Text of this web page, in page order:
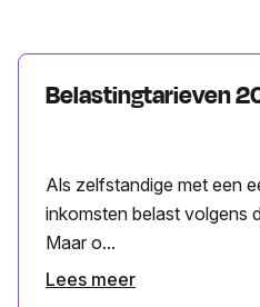
Belastingtarieven
Als zelfstandige met een
inkomsten belast volgens
Maar o...
Lees meer